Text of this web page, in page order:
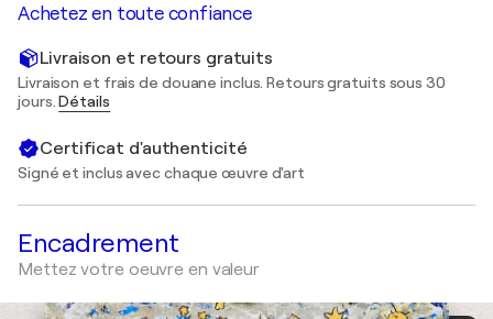
Achetez en toute confiance
Livraison et retours gratuits
Livraison et frais de douane inclus. Retours gratuits sous 30
jours.Détails
Certificat d'authenticité
Signé et inclus avec chaque œuvre d'art
Encadrement
Mettez votre oeuvre en valeur